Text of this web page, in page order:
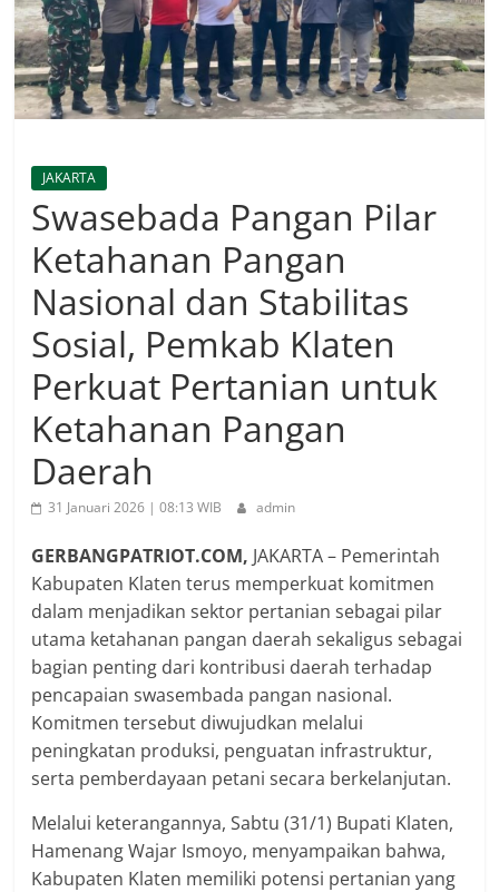
JAKARTA
Swasebada Pangan Pilar
Ketahanan Pangan
Nasional dan Stabilitas
Sosial, Pemkab Klaten
Perkuat Pertanian untuk
Ketahanan Pangan
Daerah
31 Januari 2026 | 08:13 WIB admin
GERBANGPATRIOT.COM, JAKARTA – Pemerintah
Kabupaten Klaten terus memperkuat komitmen
dalam menjadikan sektor pertanian sebagai pilar
utama ketahanan pangan daerah sekaligus sebagai
bagian penting dari kontribusi daerah terhadap
pencapaian swasembada pangan nasional.
Komitmen tersebut diwujudkan melalui
peningkatan produksi, penguatan infrastruktur,
serta pemberdayaan petani secara berkelanjutan.
Melalui keterangannya, Sabtu (31/1) Bupati Klaten,
Hamenang Wajar Ismoyo, menyampaikan bahwa,
Kabupaten Klaten memiliki potensi pertanian yang